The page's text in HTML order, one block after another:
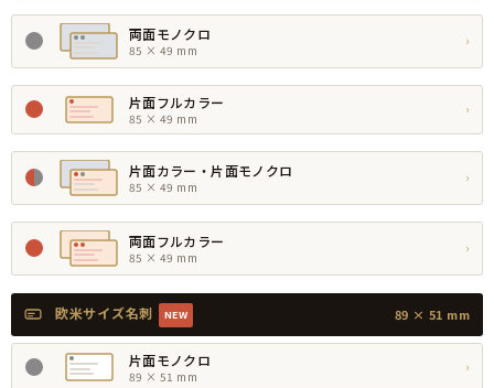
両面モノクロ
85 × 49 mm
›
片面フルカラー
85 × 49 mm
›
片面カラー・片面モノクロ
85 × 49 mm
›
両面フルカラー
85 × 49 mm
›
欧米サイズ名刺 NEW 89 × 51 mm
片面モノクロ
89 × 51 mm
›